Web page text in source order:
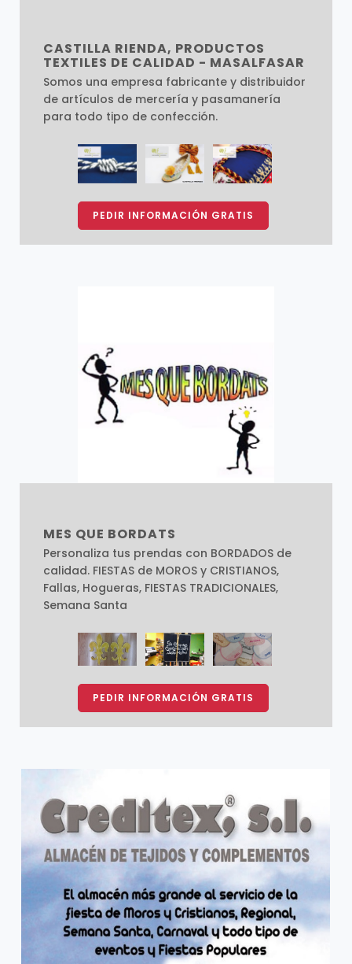
CASTILLA RIENDA, PRODUCTOS
TEXTILES DE CALIDAD - MASALFASAR
Somos una empresa fabricante y distribuidor
de artículos de mercería y pasamanería
para todo tipo de confección.
PEDIR INFORMACIÓN GRATIS
MES QUE BORDATS
Personaliza tus prendas con BORDADOS de
calidad. FIESTAS de MOROS y CRISTIANOS,
Fallas, Hogueras, FIESTAS TRADICIONALES,
Semana Santa
PEDIR INFORMACIÓN GRATIS